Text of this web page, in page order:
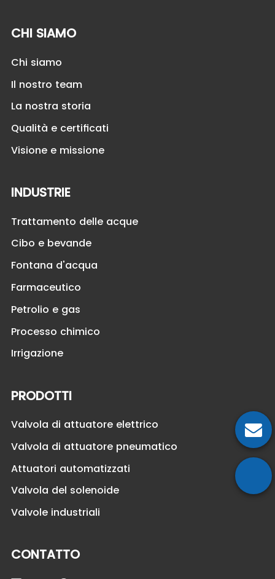
CHI SIAMO
Chi siamo
Il nostro team
La nostra storia
Qualità e certificati
Visione e missione
INDUSTRIE
Trattamento delle acque
Cibo e bevande
Fontana d'acqua
Farmaceutico
Petrolio e gas
Processo chimico
Irrigazione
PRODOTTI
Valvola di attuatore elettrico
Valvola di attuatore pneumatico
Attuatori automatizzati
Valvola del solenoide
Valvole industriali
CONTATTO